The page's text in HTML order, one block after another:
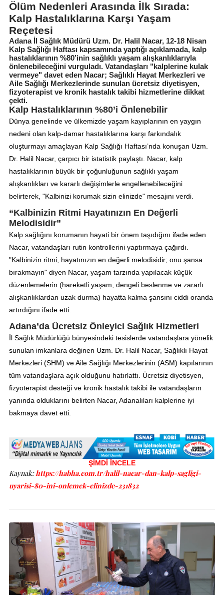
Ölüm Nedenleri Arasında İlk Sırada:
Kalp Hastalıklarına Karşı Yaşam
Reçetesi
Adana İl Sağlık Müdürü Uzm. Dr. Halil Nacar, 12-18 Nisan
Kalp Sağlığı Haftası kapsamında yaptığı açıklamada, kalp
hastalıklarının %80’inin sağlıklı yaşam alışkanlıklarıyla
önlenebileceğini vurguladı. Vatandaşları "kalplerine kulak
vermeye" davet eden Nacar; Sağlıklı Hayat Merkezleri ve
Aile Sağlığı Merkezlerinde sunulan ücretsiz diyetisyen,
fizyoterapist ve kronik hastalık takibi hizmetlerine dikkat
çekti.
Kalp Hastalıklarının %80’i Önlenebilir
Dünya genelinde ve ülkemizde yaşam kayıplarının en yaygın
nedeni olan kalp-damar hastalıklarına karşı farkındalık
oluşturmayı amaçlayan Kalp Sağlığı Haftası’nda konuşan Uzm.
Dr. Halil Nacar, çarpıcı bir istatistik paylaştı. Nacar, kalp
hastalıklarının büyük bir çoğunluğunun sağlıklı yaşam
alışkanlıkları ve kararlı değişimlerle engellenebileceğini
belirterek, "Kalbinizi korumak sizin elinizde" mesajını verdi.
“Kalbinizin Ritmi Hayatınızın En Değerli
Melodisidir”
Kalp sağlığını korumanın hayati bir önem taşıdığını ifade eden
Nacar, vatandaşları rutin kontrollerini yaptırmaya çağırdı.
"Kalbinizin ritmi, hayatınızın en değerli melodisidir; onu şansa
bırakmayın" diyen Nacar, yaşam tarzında yapılacak küçük
düzenlemelerin (hareketli yaşam, dengeli beslenme ve zararlı
alışkanlıklardan uzak durma) hayatta kalma şansını ciddi oranda
artırdığını ifade etti.
Adana’da Ücretsiz Önleyici Sağlık Hizmetleri
İl Sağlık Müdürlüğü bünyesindeki tesislerde vatandaşlara yönelik
sunulan imkanlara değinen Uzm. Dr. Halil Nacar, Sağlıklı Hayat
Merkezleri (SHM) ve Aile Sağlığı Merkezlerinin (ASM) kapılarının
tüm vatandaşlara açık olduğunu hatırlattı. Ücretsiz diyetisyen,
fizyoterapist desteği ve kronik hastalık takibi ile vatandaşların
yanında olduklarını belirten Nacar, Adanalıları kalplerine iyi
bakmaya davet etti.
ŞİMDİ İNCELE
Kaynak:https://habha.com.tr/halil-nacar-dan-kalp-sagligi-
uyarisi-80-ini-onlemek-elinizde-231832